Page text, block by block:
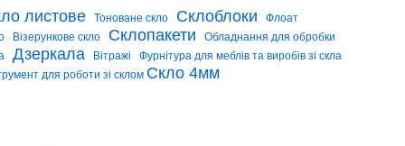
листове Тоноване скло Склоблоки
Флоат
Візерункове скло Склопакети
Обладнання для обробки
Дзеркала Вітражі
Фурнітура для меблів та виробів зі скла
для роботи зі склом Скло 4мм